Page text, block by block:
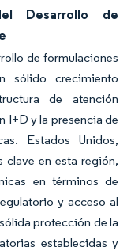
Desarrollo de
de formulaciones
sólido crecimiento
de atención
I+D y la presencia de
Estados Unidos,
en esta región,
en términos de
y acceso al
protección de la
establecidas y